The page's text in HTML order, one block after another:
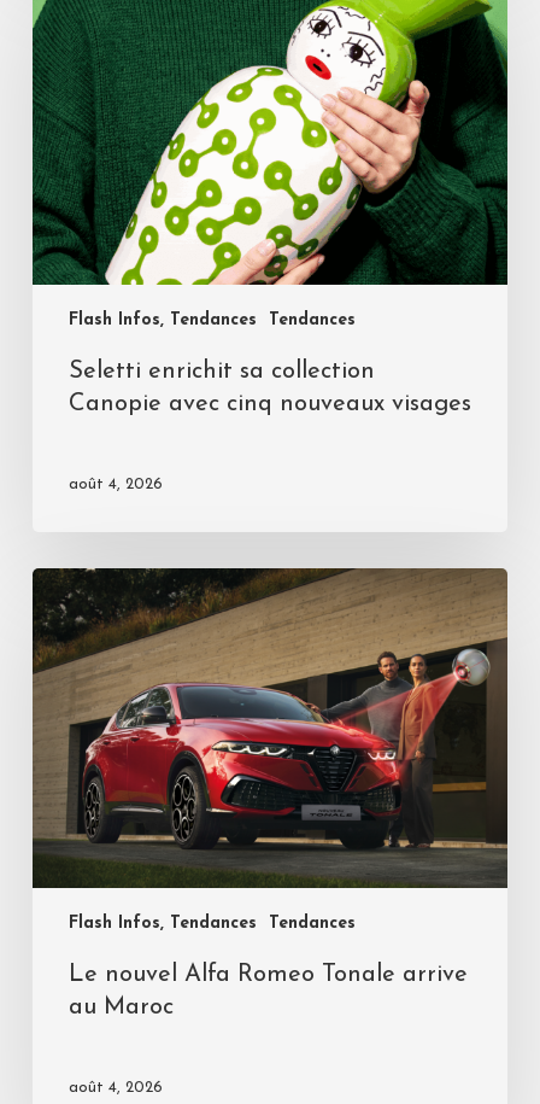
Flash Infos, Tendances Tendances
Seletti enrichit sa collection
Canopie avec cinq nouveaux visages
août 4, 2026
Flash Infos, Tendances Tendances
Le nouvel Alfa Romeo Tonale arrive
au Maroc
août 4, 2026